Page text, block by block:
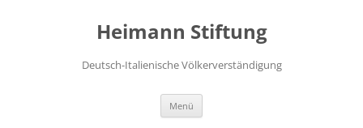
Heimann Stiftung
Deutsch-Italienische Völkerverständigung
Menü